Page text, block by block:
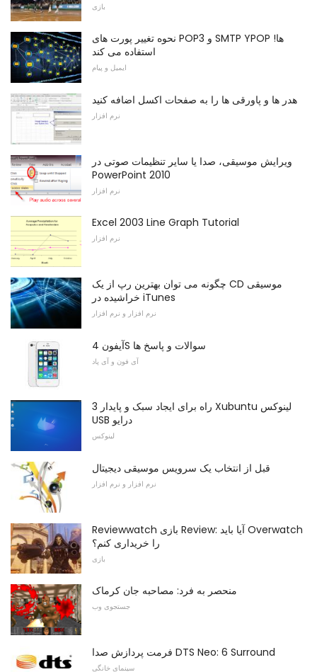
بازی
نحوه تغییر پورت های POP3 و SMTP YPOP ها!
استفاده می کند
ایمیل و پیام
هدر ها و پاورقی ها را به صفحات اکسل اضافه کنید
نرم افزار
ویرایش موسیقی، صدا یا سایر تنظیمات صوتی در
PowerPoint 2010
نرم افزار
Excel 2003 Line Graph Tutorial
نرم افزار
چگونه می توان بهترین رپ از یک CD موسیقی
خراشیده در iTunes
نرم افزار و نرم افزار
آیفون 4S سوالات و پاسخ ها
آی فون و آی پاد
3 راه برای ایجاد سبک و پایدار Xubuntu لینوکس
USB درایو
لینوکس
قبل از انتخاب یک سرویس موسیقی دیجیتال
نرم افزار و نرم افزار
Reviewwatch بازی Review: آیا باید Overwatch
را خریداری کنم؟
بازی
منحصر به فرد: مصاحبه جان کرماک
جستجوی وب
فرمت پردازش صدا DTS Neo: 6 Surround
سینمای خانگی